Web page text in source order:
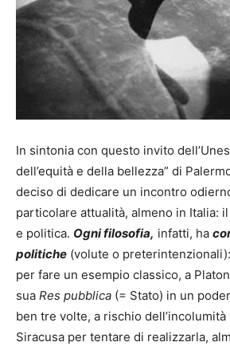
In sintonia con questo invito
dell’equità e della bellezza” di
deciso di dedicare un incontro
particolare attualità, almeno in Italia:
e politica. Ogni filosofia, infatti, ha
politiche (volute o
per fare un esempio classico, a
sua Res pubblica (= Stato) in un
ben tre volte, a rischio
Siracusa per tentare di realizzarla,